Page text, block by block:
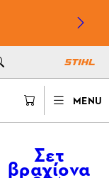
MENU
Σετ
βραχίονα